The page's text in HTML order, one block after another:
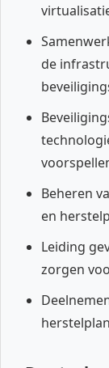
de
Beheren
en
Leiding
zorgen